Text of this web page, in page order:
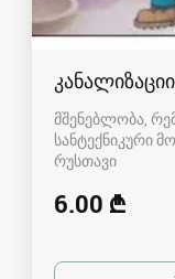
მშენებლობა,
სანტექნიკური
რუსთავი
6.00 ₾